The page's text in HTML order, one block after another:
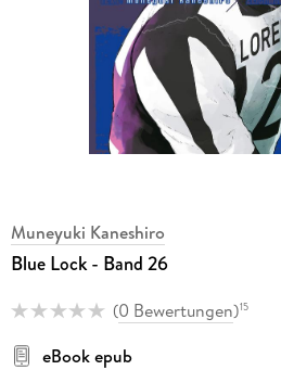
Muneyuki Kaneshiro
Blue Lock - Band 26
(0 Bewertungen)15
eBook epub